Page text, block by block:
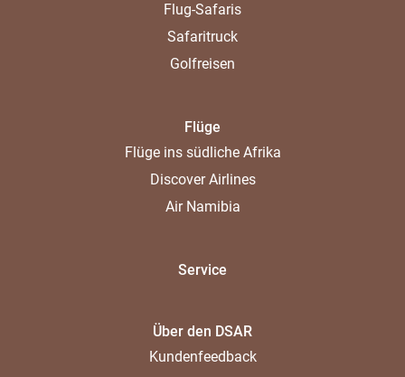
Flug-Safaris
Safaritruck
Golfreisen
Flüge
Flüge ins südliche Afrika
Discover Airlines
Air Namibia
Service
Über den DSAR
Kundenfeedback